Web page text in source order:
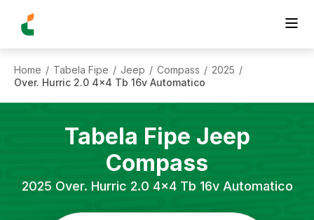
Home / Tabela Fipe / Jeep / Compass / 2025 /
Over. Hurric 2.0 4x4 Tb 16v Automatico
Tabela Fipe Jeep
Compass
2025 Over. Hurric 2.0 4x4 Tb 16v Automatico